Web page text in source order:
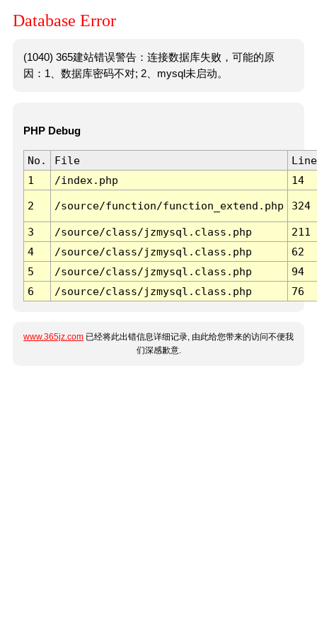
Database Error
(1040) 365建站错误警告：连接数据库失败，可能的原
因：1、数据库密码不对; 2、mysql未启动。
PHP Debug
No. File
Line
1
/index.php 14
2 /source/function/function_extend.php 324
3 /source/class/jzmysql.class.php
211
4
/source/class/jzmysql.class.php
62
5
/source/class/jzmysql.class.php
94
6
/source/class/jzmysql.class.php 76
www.365jz.com 已经将此出错信息详细记录, 由此给您带来的访问不便我
们深感歉意.